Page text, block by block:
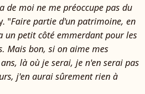
de moi ne me préoccupe pas du
"Faire partie d'un patrimoine, en
un petit côté emmerdant pour les
Mais bon, si on aime mes
là où je serai, je n'en serai pas
j'en aurai sûrement rien à